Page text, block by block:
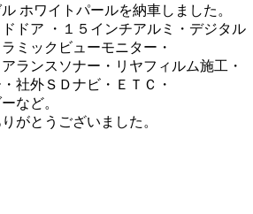
ホワイトパールを納車しました。
ドア ・１５インチアルミ・デジタル
ミックビューモニター・
ランスソナー・リヤフィルム施工・
社外ＳＤナビ・ＥＴＣ・
など。
がとうございました。